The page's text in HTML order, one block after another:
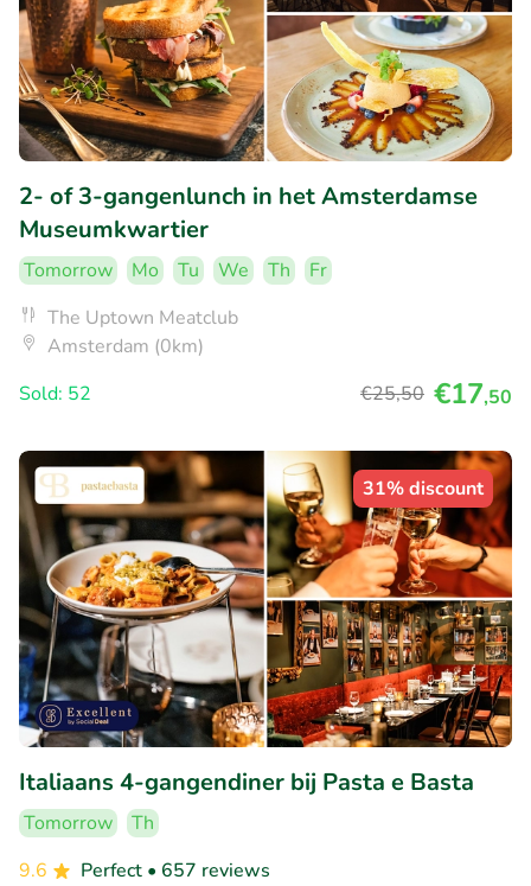
2- of 3-gangenlunch in het Amsterdamse
Museumkwartier
Tomorrow Mo Tu We Th
Fr
The Uptown Meatclub
Amsterdam (0km)
Sold: 52
€25,50 €17,50
31% discount
Italiaans 4-gangendiner bij Pasta e Basta
Tomorrow
Th
9.6
Perfect • 657 reviews